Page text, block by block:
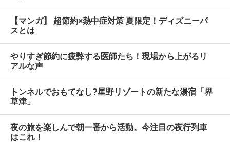
【マンガ】 超節約×熱中症対策 夏限定！ディズニーパ
スとは
やりすぎ節約に疲弊する医師たち！現場から上がるリ
アルな声
トンネルでおもてなし?星野リゾートの新たな湯宿「界
草津」
夜の旅を楽しんで朝一番から活動。今注目の夜行列車
はこれ！